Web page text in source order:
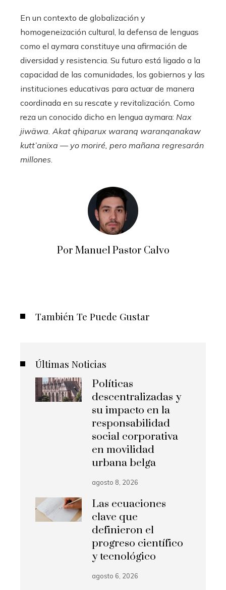
En un contexto de globalización y
homogeneización cultural, la defensa de lenguas
como el aymara constituye una afirmación de
diversidad y resistencia. Su futuro está ligado a la
capacidad de las comunidades, los gobiernos y las
instituciones educativas para actuar de manera
coordinada en su rescate y revitalización. Como
reza un conocido dicho en lengua aymara: Nax
jiwäwa. Akat qhiparux waranq waranqanakaw
kutt’anïxa — yo moriré, pero mañana regresarán
millones.
Por Manuel Pastor Calvo
También Te Puede Gustar
Últimas Noticias
Políticas
descentralizadas y
su impacto en la
responsabilidad
social corporativa
en movilidad
urbana belga
agosto 8, 2026
Las ecuaciones
clave que
definieron el
progreso científico
y tecnológico
agosto 6, 2026